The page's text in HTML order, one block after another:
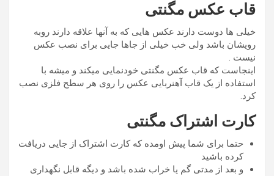
قاب عکس مگنتی
خیلی ها دوست دارند عکس هایی که به آنها علاقه دارند روبه
رویشان باشد ولی خب خیلی از جاها جایی برای نصب عکس
نیست .
اینجاست که قاب عکس مگنتی خودنمایی میکند و میشه با
استفاده از یک قاب آهنربایی عکس را روی هر سطح فلزی نصب
کرد.
کارت اشتراک مگنتی
حتما برای شما پیش اومده که کارت اشتراک از جایی دریافت
کرده باشید
و بعد از مدتی گم یا خراب شده باشد و دیگه قابل نگهداری